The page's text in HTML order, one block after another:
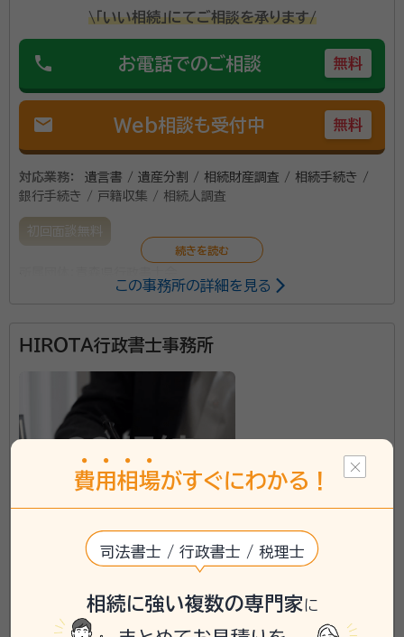
\「いい相続」にてご相談を承ります/
phone お電話でのご相談 無料
mail Web相談も受付中 無料
対応業務：
遺言書 / 遺産分割 / 相続財産調査 / 相続手続き /
銀行手続き / 戸籍収集 / 相続人調査
初回面談無料
この事務所の詳細を見る
ＨＩＲＯＴＡ行政書士事務所
青森県に対応可能
\「いい相続」にてご相談を承ります/
費用 相場がすぐにわかる！
司法書士 / 行政書士 / 税理士
相続に強い複数の専門家に